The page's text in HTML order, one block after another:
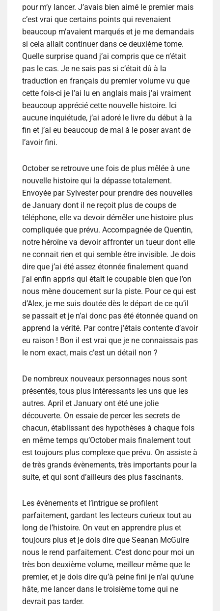
pour m’y lancer. J’avais bien aimé le premier mais
c’est vrai que certains points qui revenaient
beaucoup m’avaient marqués et je me demandais
si cela allait continuer dans ce deuxième tome.
Quelle surprise quand j’ai compris que ce n’était
pas le cas. Je ne sais pas si c’était dû à la
traduction en français du premier volume vu que
cette fois-ci je l’ai lu en anglais mais j’ai vraiment
beaucoup apprécié cette nouvelle histoire. Ici
aucune inquiétude, j’ai adoré le livre du début à la
fin et j’ai eu beaucoup de mal à le poser avant de
l’avoir fini.
October se retrouve une fois de plus mêlée à une
nouvelle histoire qui la dépasse totalement.
Envoyée par Sylvester pour prendre des nouvelles
de January dont il ne reçoit plus de coups de
téléphone, elle va devoir démêler une histoire plus
compliquée que prévu. Accompagnée de Quentin,
notre héroïne va devoir affronter un tueur dont elle
ne connait rien et qui semble être invisible. Je dois
dire que j’ai été assez étonnée finalement quand
j’ai enfin appris qui était le coupable bien que l’on
nous mène doucement sur la piste. Pour ce qui est
d’Alex, je me suis doutée dès le départ de ce qu’il
se passait et je n’ai donc pas été étonnée quand on
apprend la vérité. Par contre j’étais contente d’avoir
eu raison ! Bon il est vrai que je ne connaissais pas
le nom exact, mais c’est un détail non ?
De nombreux nouveaux personnages nous sont
présentés, tous plus intéressants les uns que les
autres. April et January ont été une jolie
découverte. On essaie de percer les secrets de
chacun, établissant des hypothèses à chaque fois
en même temps qu’October mais finalement tout
est toujours plus complexe que prévu. On assiste à
de très grands évènements, très importants pour la
suite, et qui sont d’ailleurs des plus fascinants.
Les évènements et l’intrigue se profilent
parfaitement, gardant les lecteurs curieux tout au
long de l’histoire. On veut en apprendre plus et
toujours plus et je dois dire que Seanan McGuire
nous le rend parfaitement. C’est donc pour moi un
très bon deuxième volume, meilleur même que le
premier, et je dois dire qu’à peine fini je n’ai qu’une
hâte, me lancer dans le troisième tome qui ne
devrait pas tarder.